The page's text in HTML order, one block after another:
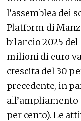
l’assemblea dei
Platform di
bilancio 2025 del
milioni di euro
crescita del 30
precedente, in
all’ampliamento
per cento). Le